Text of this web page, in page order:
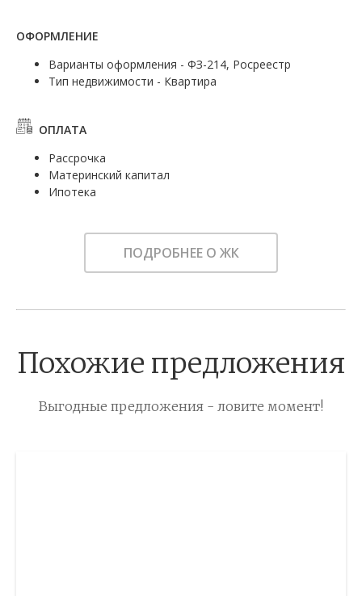
ОФОРМЛЕНИЕ
Варианты оформления - ФЗ-214, Росреестр
Тип недвижимости - Квартира
ОПЛАТА
Рассрочка
Материнский капитал
Ипотека
ПОДРОБНЕЕ О ЖК
Похожие предложения
Выгодные предложения - ловите момент!